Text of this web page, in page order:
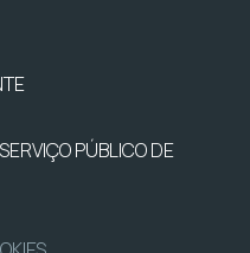
PÚBLICO DE